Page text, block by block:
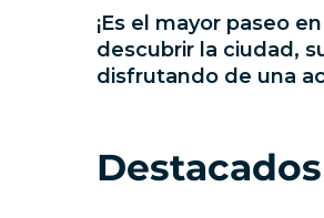
¡Es el mayor paseo
descubrir la ciudad,
disfrutando de una
Destacados